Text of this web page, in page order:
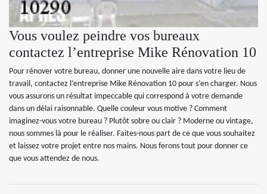
Vous voulez peindre vos bureaux
contactez l’entreprise Mike Rénovation 10
Pour rénover votre bureau, donner une nouvelle aire dans votre lieu de
travail, contactez l’entreprise Mike Rénovation 10 pour s’en charger. Nous
vous assurons un résultat impeccable qui correspond à votre demande
dans un délai raisonnable. Quelle couleur vous motive ? Comment
imaginez-vous votre bureau ? Plutôt sobre ou clair ? Moderne ou vintage,
nous sommes là pour le réaliser. Faites-nous part de ce que vous souhaitez
et laissez votre projet entre nos mains. Nous ferons tout pour donner ce
que vous attendez de nous.